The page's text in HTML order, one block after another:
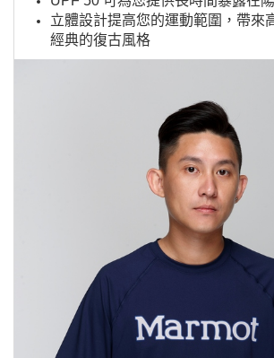
立體設計提高您的運動範圍，帶來
經典的復古風格